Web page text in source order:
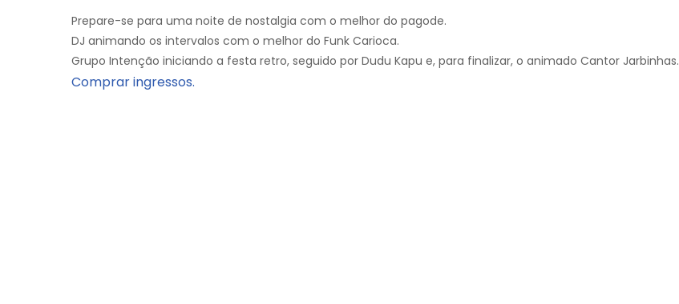
Prepare-se para uma noite de nostalgia com o melhor do pagode.
DJ animando os intervalos com o melhor do Funk Carioca.
Grupo Intenção iniciando a festa retro, seguido por Dudu Kapu e, para finalizar, o animado Cantor Jarbinhas.
Comprar ingressos.